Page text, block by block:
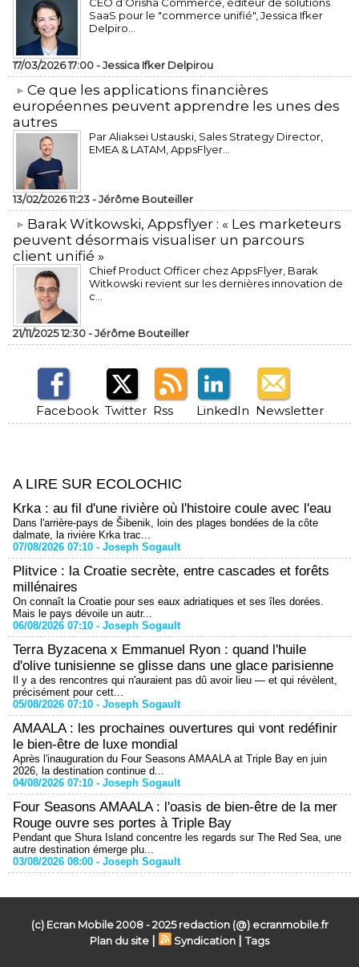
SaaS pour le "commerce unifié", Jessica Ifker
Delpiro...
17/03/2026 17:00 -Jessica Ifker Delpirou
​Ce que les applications financières
européennes peuvent apprendre les unes des
autres
Par Aliaksei Ustauski, Sales Strategy Director,
EMEA & LATAM, AppsFlyer...
13/02/2026 11:23 -Jérôme Bouteiller
​Barak Witkowski, Appsflyer : « Les marketeurs
peuvent désormais visualiser un parcours
client unifié »
Chief Product Officer chez AppsFlyer, ​Barak
Witkowski revient sur les dernières innovation de
c...
21/11/2025 12:30 -Jérôme Bouteiller
Facebook Twitter Rss LinkedIn Newsletter
A LIRE SUR ECOLOCHIC
Krka : au fil d'une rivière où l'histoire coule avec l'eau
Dans l'arrière-pays de Šibenik, loin des plages bondées de la côte
dalmate, la rivière Krka trac...
07/08/2026 07:10 - Joseph Sogault
Plitvice : la Croatie secrète, entre cascades et forêts
millénaires
On connaît la Croatie pour ses eaux adriatiques et ses îles dorées.
Mais le pays dévoile un autr...
06/08/2026 07:10 - Joseph Sogault
Terra Byzacena x Emmanuel Ryon : quand l'huile
d'olive tunisienne se glisse dans une glace parisienne
Il y a des rencontres qui n'auraient pas dû avoir lieu — et qui révèlent,
précisément pour cett...
05/08/2026 07:10 - Joseph Sogault
AMAALA : les prochaines ouvertures qui vont redéfinir
le bien-être de luxe mondial
Après l'inauguration du Four Seasons AMAALA at Triple Bay en juin
2026, la destination continue d...
04/08/2026 07:10 - Joseph Sogault
Four Seasons AMAALA : l'oasis de bien-être de la mer
Rouge ouvre ses portes à Triple Bay
Pendant que Shura Island concentre les regards sur The Red Sea, une
autre destination émerge plu...
03/08/2026 08:00 - Joseph Sogault
(c) Ecran Mobile 2008 - 2025 redaction (@) ecranmobile.fr
Plan du site | Syndication |Tags